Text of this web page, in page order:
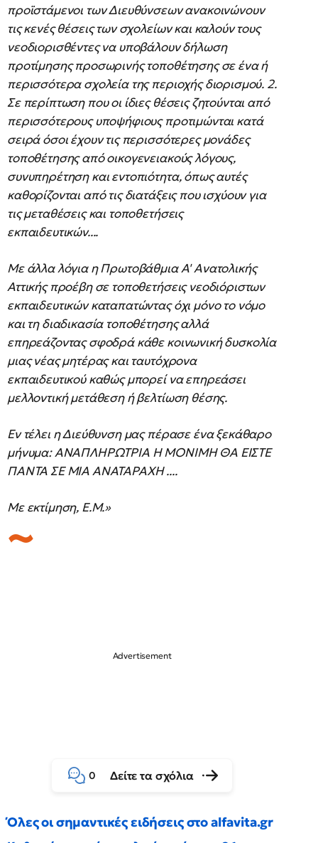
προϊστάμενοι των Διευθύνσεων ανακοινώνουν
τις κενές θέσεις των σχολείων και καλούν τους
νεοδιορισθέντες να υποβάλουν δήλωση
προτίμησης προσωρινής τοποθέτησης σε ένα ή
περισσότερα σχολεία της περιοχής διορισμού. 2.
Σε περίπτωση που οι ίδιες θέσεις ζητούνται από
περισσότερους υποψήφιους προτιμώνται κατά
σειρά όσοι έχουν τις περισσότερες μονάδες
τοποθέτησης από οικογενειακούς λόγους,
συνυπηρέτηση και εντοπιότητα, όπως αυτές
καθορίζονται από τις διατάξεις που ισχύουν για
τις μεταθέσεις και τοποθετήσεις
εκπαιδευτικών....
Με άλλα λόγια η Πρωτοβάθμια Α' Ανατολικής
Αττικής προέβη σε τοποθετήσεις νεοδιόριστων
εκπαιδευτικών καταπατώντας όχι μόνο το νόμο
και τη διαδικασία τοποθέτησης αλλά
επηρεάζοντας σφοδρά κάθε κοινωνική δυσκολία
μιας νέας μητέρας και ταυτόχρονα
εκπαιδευτικού καθώς μπορεί να επηρεάσει
μελλοντική μετάθεση ή βελτίωση θέσης.
Εν τέλει η Διεύθυνση μας πέρασε ένα ξεκάθαρο
μήνυμα: ΑΝΑΠΛΗΡΩΤΡΙΑ Η ΜΟΝΙΜΗ ΘΑ ΕΙΣΤΕ
ΠΑΝΤΑ ΣΕ ΜΙΑ ΑΝΑΤΑΡΑΧΗ ....
Με εκτίμηση, Ε.Μ.»
0 Δείτε τα σχόλια
Όλες οι σημαντικές ειδήσεις στο alfavita.gr